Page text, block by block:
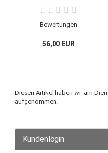
Bewertungen
56,00 EUR
Diesen Artikel haben wir am
aufgenommen.
Kundenlogin